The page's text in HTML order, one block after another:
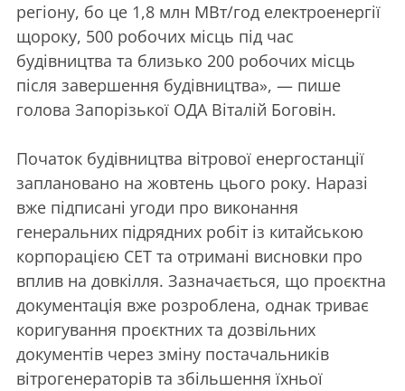
регіону, бо це 1,8 млн МВт/год електроенергії
щороку, 500 робочих місць під час
будівництва та близько 200 робочих місць
після завершення будівництва», — пише
голова Запорізької ОДА Віталій Боговін.
Початок будівництва вітрової енергостанції
заплановано на жовтень цього року. Наразі
вже підписані угоди про виконання
генеральних підрядних робіт із китайською
корпорацією СЕТ та отримані висновки про
вплив на довкілля. Зазначається, що проєктна
документація вже розроблена, однак триває
коригування проєктних та дозвільних
документів через зміну постачальників
вітрогенераторів та збільшення їхньої